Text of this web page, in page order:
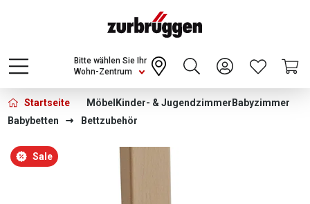
Choose a different country or region to see
content for your location and shop online
CONTINUE
Wohn-Zentrum
Bitte wählen Sie Ihr
Startseite Möbel Kinder- & Jugendzimmer Babyzimmer
Babybetten
Bettzubehör
Bildergalerie überspringen
Sale